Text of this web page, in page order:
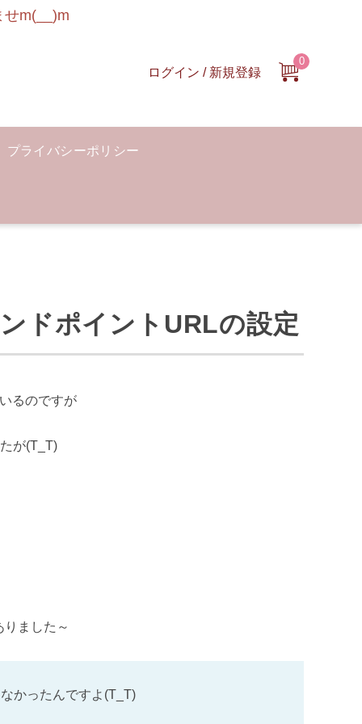
せm(__)m
ログイン / 新規登録
0
プライバシーポリシー
ドポイントURLの設定
るのですが
が(T_T)
ました～
かったんですよ(T_T)